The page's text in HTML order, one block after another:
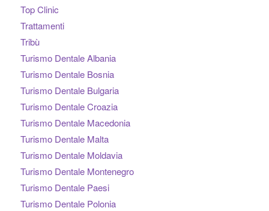
Top Clinic
Trattamenti
Tribù
Turismo Dentale Albania
Turismo Dentale Bosnia
Turismo Dentale Bulgaria
Turismo Dentale Croazia
Turismo Dentale Macedonia
Turismo Dentale Malta
Turismo Dentale Moldavia
Turismo Dentale Montenegro
Turismo Dentale Paesi
Turismo Dentale Polonia